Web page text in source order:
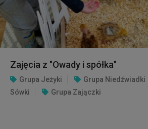
Zajęcia z "Owady i spółka"
Grupa Jeżyki Grupa Niedźwiadki
Sówki
Grupa Zajączki